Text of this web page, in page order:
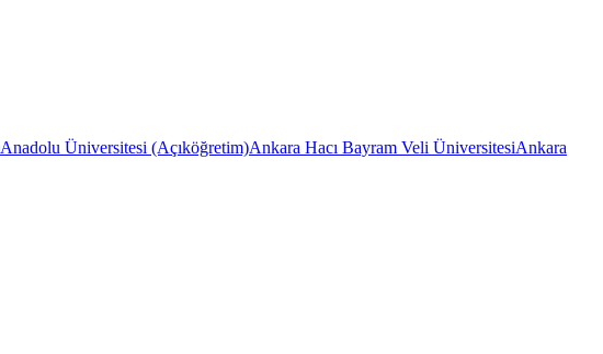
Anadolu Üniversitesi (Açıköğretim)Ankara Hacı Bayram Veli ÜniversitesiAnkara